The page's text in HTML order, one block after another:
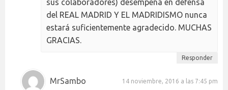
sus colaboradores) desempeña en defensa
del REAL MADRID Y EL MADRIDISMO nunca
estará suficientemente agradecido. MUCHAS
GRACIAS.
Responder
MrSambo 14 noviembre, 2016 a las 7:45 pm